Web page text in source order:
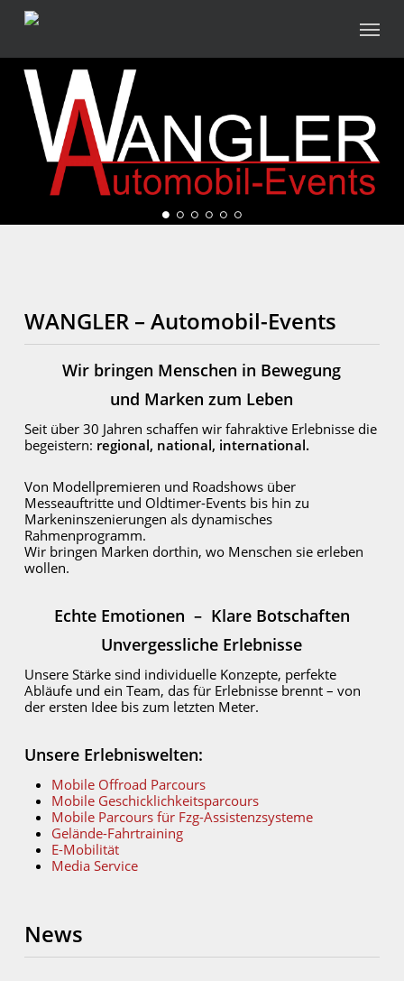
Skip
content
Menu
WANGLER – Automobil-Events
Wir bringen Menschen in Bewegung
und Marken zum Leben
Seit über 30 Jahren schaffen wir fahraktive Erlebnisse die
begeistern: regional, national, international.
Von Modellpremieren und Roadshows über
Messeauftritte und Oldtimer-Events bis hin zu
Markeninszenierungen als dynamisches
Rahmenprogramm.
Wir bringen Marken dorthin, wo Menschen sie erleben
wollen.
Echte Emotionen – Klare Botschaften
Unvergessliche Erlebnisse
Unsere Stärke sind individuelle Konzepte, perfekte
Abläufe und ein Team, das für Erlebnisse brennt – von
der ersten Idee bis zum letzten Meter.
Unsere Erlebniswelten:
Mobile Offroad Parcours
Mobile Geschicklichkeitsparcours
Mobile Parcours für Fzg-Assistenzsysteme
Gelände-Fahrtraining
E-Mobilität
Media Service
News